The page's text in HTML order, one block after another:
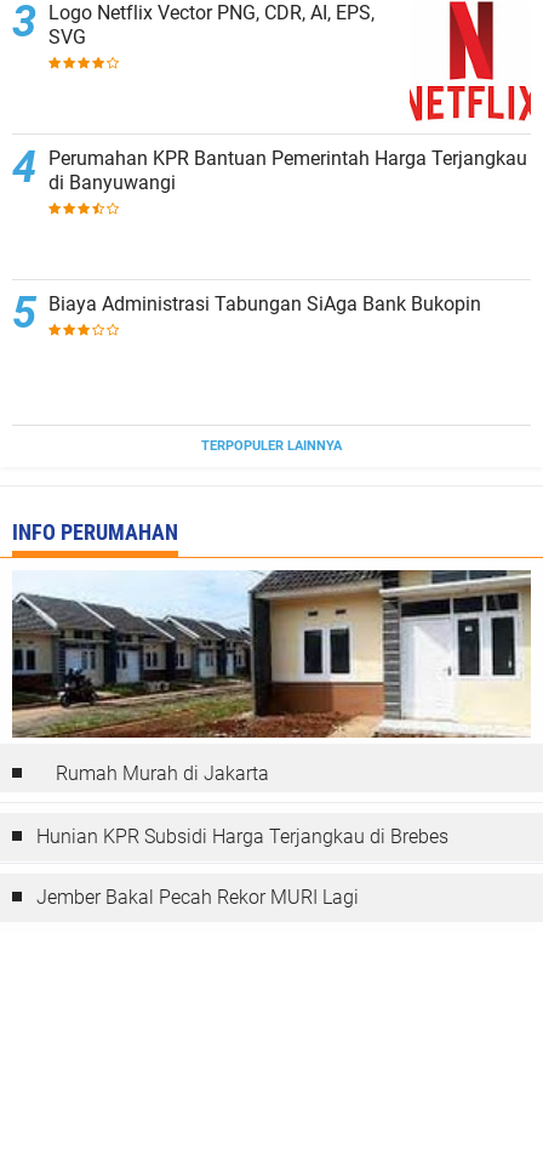
Logo Netflix Vector PNG, CDR, AI, EPS,
SVG
Perumahan KPR Bantuan Pemerintah Harga Terjangkau
di Banyuwangi
Biaya Administrasi Tabungan SiAga Bank Bukopin
TERPOPULER LAINNYA
INFO PERUMAHAN
Rumah Murah di Jakarta
Hunian KPR Subsidi Harga Terjangkau di Brebes
Jember Bakal Pecah Rekor MURI Lagi